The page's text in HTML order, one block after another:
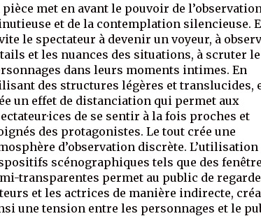
pièce met en avant le pouvoir de
et de la contemplation silencieuse.
le spectateur à devenir un voyeur, à
et les nuances des situations, à scruter
dans leurs moments intimes. En
des structures légères et translucides,
un effet de distanciation qui permet aux
de se sentir à la fois proches et
des protagonistes. Le tout crée une
d’observation discrète. L’utilisation
scénographiques tels que des
transparentes permet au public de
et les actrices de manière indirecte,
une tension entre les personnages et le